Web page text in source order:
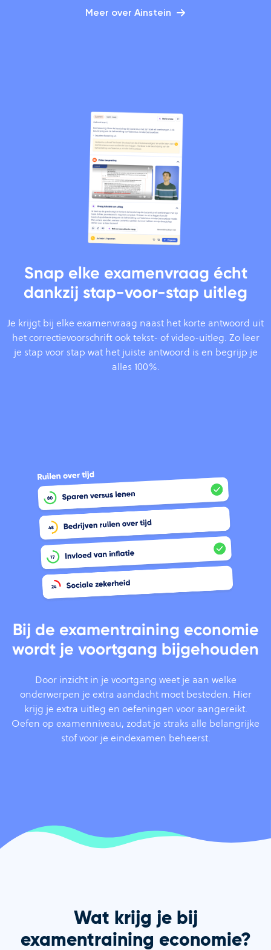
Meer over Ainstein
Snap elke examenvraag écht
dankzij stap-voor-stap uitleg
Je krijgt bij elke examenvraag naast het korte antwoord uit
het correctievoorschrift ook tekst- of video-uitleg. Zo leer
je stap voor stap wat het juiste antwoord is en begrijp je
alles 100%.
Bij de examentraining economie
wordt je voortgang bijgehouden
Door inzicht in je voortgang weet je aan welke
onderwerpen je extra aandacht moet besteden. Hier
krijg je extra uitleg en oefeningen voor aangereikt.
Oefen op examenniveau, zodat je straks alle belangrijke
stof voor je eindexamen beheerst.
Wat krijg je bij
examentraining economie?